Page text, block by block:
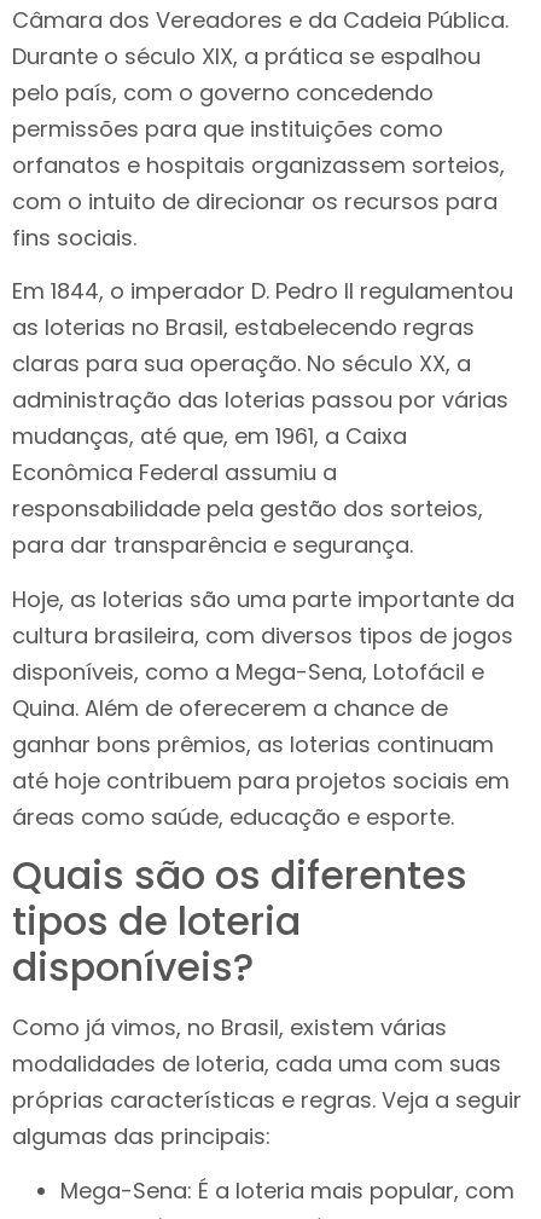
Câmara dos Vereadores e da Cadeia Pública.
Durante o século XIX, a prática se espalhou
pelo país, com o governo concedendo
permissões para que instituições como
orfanatos e hospitais organizassem sorteios,
com o intuito de direcionar os recursos para
fins sociais.
Em 1844, o imperador D. Pedro II regulamentou
as loterias no Brasil, estabelecendo regras
claras para sua operação. No século XX, a
administração das loterias passou por várias
mudanças, até que, em 1961, a Caixa
Econômica Federal assumiu a
responsabilidade pela gestão dos sorteios,
para dar transparência e segurança.
Hoje, as loterias são uma parte importante da
cultura brasileira, com diversos tipos de jogos
disponíveis, como a Mega-Sena, Lotofácil e
Quina. Além de oferecerem a chance de
ganhar bons prêmios, as loterias continuam
até hoje contribuem para projetos sociais em
áreas como saúde, educação e esporte.
Quais são os diferentes
tipos de loteria
disponíveis?
Como já vimos, no Brasil, existem várias
modalidades de loteria, cada uma com suas
próprias características e regras. Veja a seguir
algumas das principais:
Mega-Sena: É a loteria mais popular, com